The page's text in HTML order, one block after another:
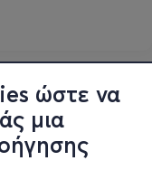
ώστε να
μια